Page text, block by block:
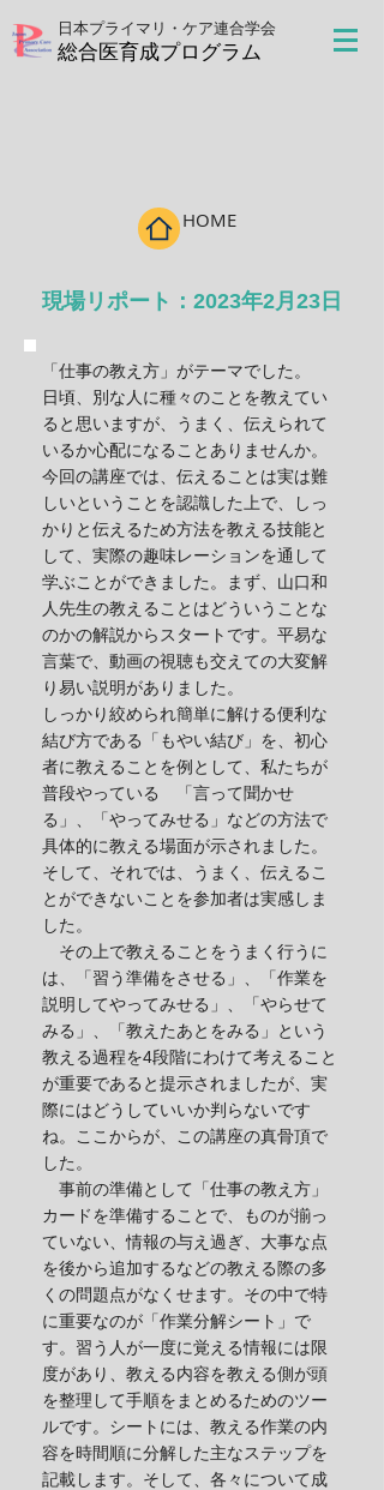
​総合医育成プログラム
日本プライマリ・ケア連合学会
HOME
​現場リポート：2023年2月23日
「仕事の教え方」がテーマでした。
日頃、別な人に種々のことを教えてい
ると思いますが、うまく、伝えられて
いるか心配になることありませんか。
今回の講座では、伝えることは実は難
しいということを認識した上で、しっ
かりと伝えるため方法を教える技能と
して、実際の趣味レーションを通して
学ぶことができました。まず、山口和
人先生の教えることはどういうことな
のかの解説からスタートです。平易な
言葉で、動画の視聴も交えての大変解
り易い説明がありました。
しっかり絞められ簡単に解ける便利な
結び方である「もやい結び」を、初心
者に教えることを例として、私たちが
普段やっている 「言って聞かせ
る」、「やってみせる」などの方法で
具体的に教える場面が示されました。
そして、それでは、うまく、伝えるこ
とができないことを参加者は実感しま
した。
その上で教えることをうまく行うに
は、「習う準備をさせる」、「作業を
説明してやってみせる」、「やらせて
みる」、「教えたあとをみる」という
教える過程を4段階にわけて考えること
が重要であると提示されましたが、実
際にはどうしていいか判らないです
ね。ここからが、この講座の真骨頂で
した。
事前の準備として「仕事の教え方」
カードを準備することで、ものが揃っ
ていない、情報の与え過ぎ、大事な点
を後から追加するなどの教える際の多
くの問題点がなくせます。その中で特
に重要なのが「作業分解シート」で
す。習う人が一度に覚える情報には限
度があり、教える内容を教える側が頭
を整理して手順をまとめるためのツー
ルです。シートには、教える作業の内
容を時間順に分解した主なステップを
記載します。そして、各々について成